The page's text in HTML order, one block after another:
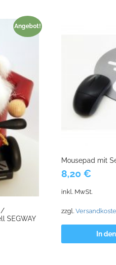
Angebot!
/
SEGWAY
Mousepad mit
8,20 €
inkl. MwSt.
zzgl.
In